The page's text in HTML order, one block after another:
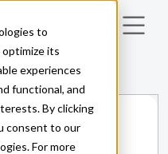
to
its
experiences
functional, and
By clicking
consent to our
For more